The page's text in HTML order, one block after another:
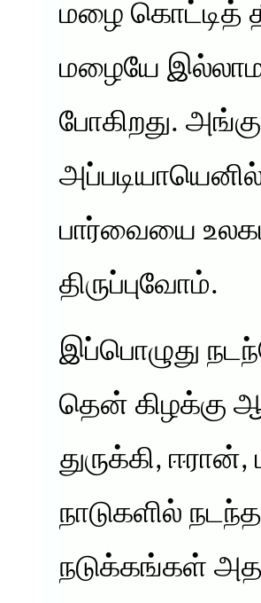
மழை கொட்டித்
மழையே
போகிறது.
பார்வையை
திருப்புவோம்.
இப்பொழுது
தென் கிழக்கு
துருக்கி,
நாடுகளில்
நடுக்கங்கள்